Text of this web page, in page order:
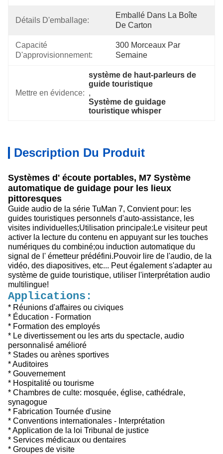
Détails D'emballage:
Emballé Dans La Boîte
De Carton
Capacité
D'approvisionnement:
300 Morceaux Par
Semaine
Mettre en évidence:
système de haut-parleurs de
guide touristique
,
Système de guidage
touristique whisper
Description Du Produit
Systèmes d' écoute portables, M7 Système
automatique de guidage pour les lieux
pittoresques
Guide audio de la série TuMan 7, Convient pour: les
guides touristiques personnels d'auto-assistance, les
visites individuelles;Utilisation principale:Le visiteur peut
activer la lecture du contenu en appuyant sur les touches
numériques du combiné;ou induction automatique du
signal de l' émetteur prédéfini.Pouvoir lire de l'audio, de la
vidéo, des diapositives, etc... Peut également s'adapter au
système de guide touristique, utiliser l'interprétation audio
multilingue!
Applications:
* Réunions d'affaires ou civiques
* Éducation - Formation
* Formation des employés
* Le divertissement ou les arts du spectacle, audio
personnalisé amélioré
* Stades ou arènes sportives
* Auditoires
* Gouvernement
* Hospitalité ou tourisme
* Chambres de culte: mosquée, église, cathédrale,
synagogue
* Fabrication Tournée d'usine
* Conventions internationales - Interprétation
* Application de la loi Tribunal de justice
* Services médicaux ou dentaires
* Groupes de visite